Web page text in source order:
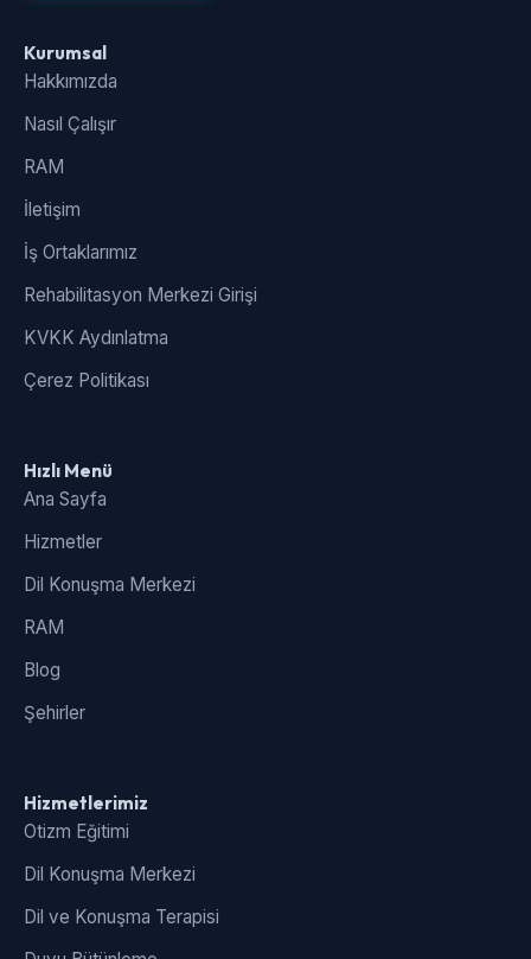
Kurumsal
Hakkımızda
Nasıl Çalışır
RAM
İletişim
İş Ortaklarımız
Rehabilitasyon Merkezi Girişi
KVKK Aydınlatma
Çerez Politikası
Hızlı Menü
Ana Sayfa
Hizmetler
Dil Konuşma Merkezi
RAM
Blog
Şehirler
Hizmetlerimiz
Otizm Eğitimi
Dil Konuşma Merkezi
Dil ve Konuşma Terapisi